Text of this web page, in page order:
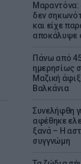
Μαραντόνα:
δεν
και είχε
αποκάλυψε
Πάνω από
ημερησίως
Μαζική
Βαλκάνια
Συνελήφθη
αφέθηκε
ξανά – Η
συγγνώμη